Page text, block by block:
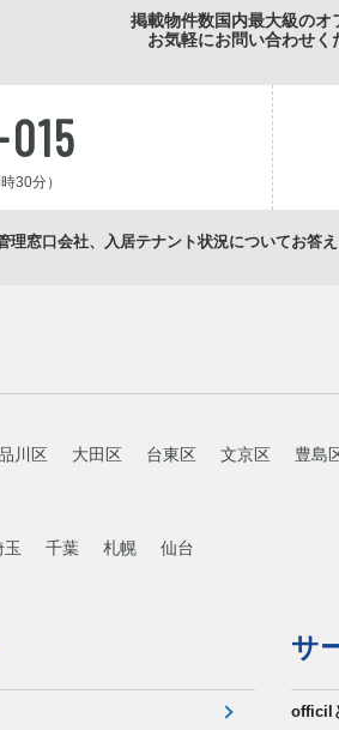
掲載物件数国内最大級のオ
お気軽にお問い合わせく
30分）
窓口会社、入居テナント状況についてお答え
川区 大田区 台東区 文京区 豊島
玉 千葉 札幌 仙台
サ
officil